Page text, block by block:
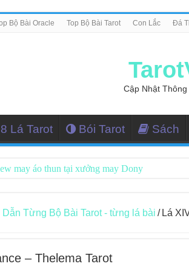
Bộ Bài Oracle Top Bộ Bài Tarot Con Lắc Đá
Cập Nhật
Lá Tarot Bói Tarot Sách
may áo thun tại xưởng may Dony
Cards – Trải Nghiệm Kết Nối Với Thế Giới
Of Love Oracle – Lá Số 70: Heaven
Từng Bộ Bài Tarot - từng lá bài / Lá
– Thelema Tarot